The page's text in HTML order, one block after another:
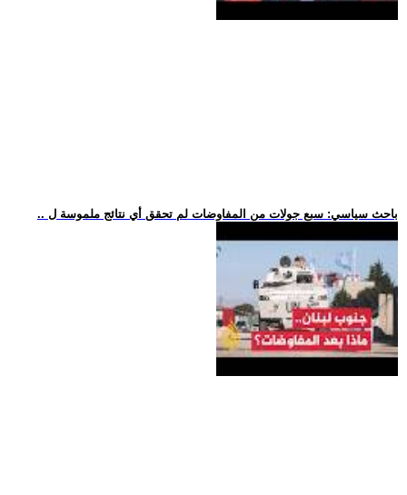
.. باحث سياسي: سبع جولات من المفاوضات لم تحقق أي نتائج ملموسة ل